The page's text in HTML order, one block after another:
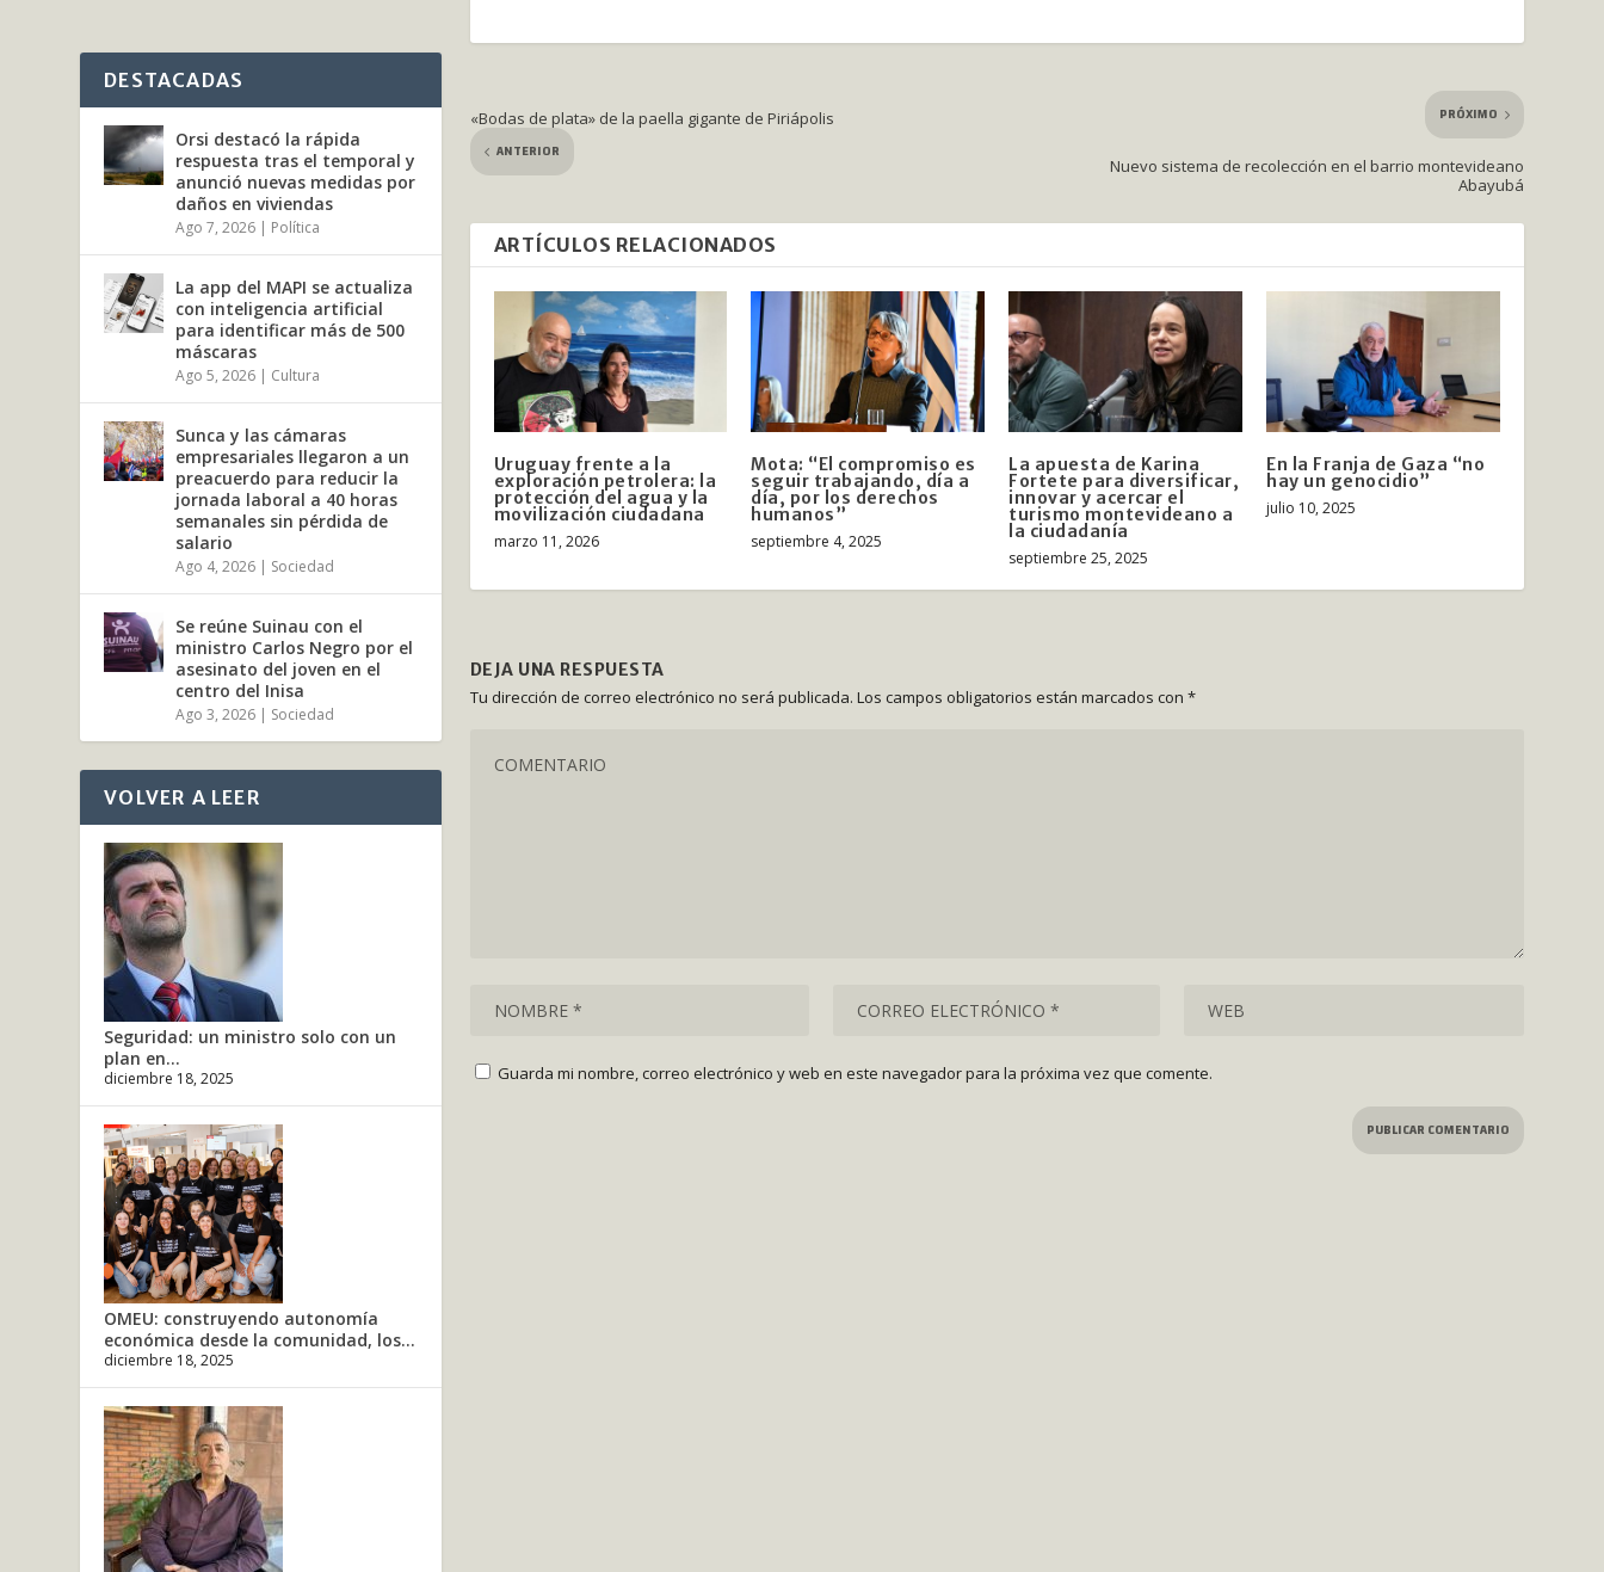
«Bodas de plata» de la paella gigante de Piriápolis
ANTERIOR
PRÓXIMO
Nuevo sistema de recolección en el barrio montevideano
Abayubá
ARTÍCULOS RELACIONADOS
Uruguay frente a la
exploración petrolera: la
protección del agua y la
movilización ciudadana
marzo 11, 2026
Mota: “El compromiso es
seguir trabajando, día a
día, por los derechos
humanos”
septiembre 4, 2025
La apuesta de Karina
Fortete para diversificar,
innovar y acercar el
turismo montevideano a
la ciudadanía
septiembre 25, 2025
En la Franja de Gaza “no
hay un genocidio”
julio 10, 2025
DEJA UNA RESPUESTA
Tu dirección de correo electrónico no será publicada. Los campos obligatorios están marcados con *
Guarda mi nombre, correo electrónico y web en este navegador para la próxima vez que comente.
DESTACADAS
Orsi destacó la rápida
respuesta tras el temporal y
anunció nuevas medidas por
daños en viviendas
Ago 7, 2026 | Política
La app del MAPI se actualiza
con inteligencia artificial
para identificar más de 500
máscaras
Ago 5, 2026 | Cultura
Sunca y las cámaras
empresariales llegaron a un
preacuerdo para reducir la
jornada laboral a 40 horas
semanales sin pérdida de
salario
Ago 4, 2026 | Sociedad
Se reúne Suinau con el
ministro Carlos Negro por el
asesinato del joven en el
centro del Inisa
Ago 3, 2026 | Sociedad
VOLVER A LEER
Seguridad: un ministro solo con un
plan en...
diciembre 18, 2025
OMEU: construyendo autonomía
económica desde la comunidad, los...
diciembre 18, 2025